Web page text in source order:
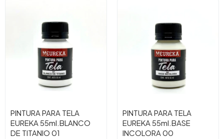
PINTURA PARA TELA
EUREKA 55ml.BLANCO
DE TITANIO 01
PINTURA PARA TELA
EUREKA 55ml.BASE
INCOLORA 00